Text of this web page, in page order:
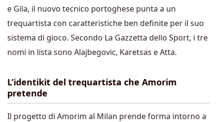
e Gila, il nuovo tecnico portoghese punta a un
trequartista con caratteristiche ben definite per il suo
sistema di gioco. Secondo La Gazzetta dello Sport, i tre
nomi in lista sono Alajbegovic, Karetsas e Atta.
L’identikit del trequartista che Amorim
pretende
Il progetto di Amorim al Milan prende forma intorno a